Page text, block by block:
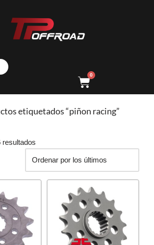
0
etiquetados “piñon racing”
resultados